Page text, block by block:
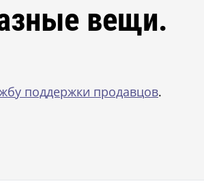
вещи.
поддержки продавцов.